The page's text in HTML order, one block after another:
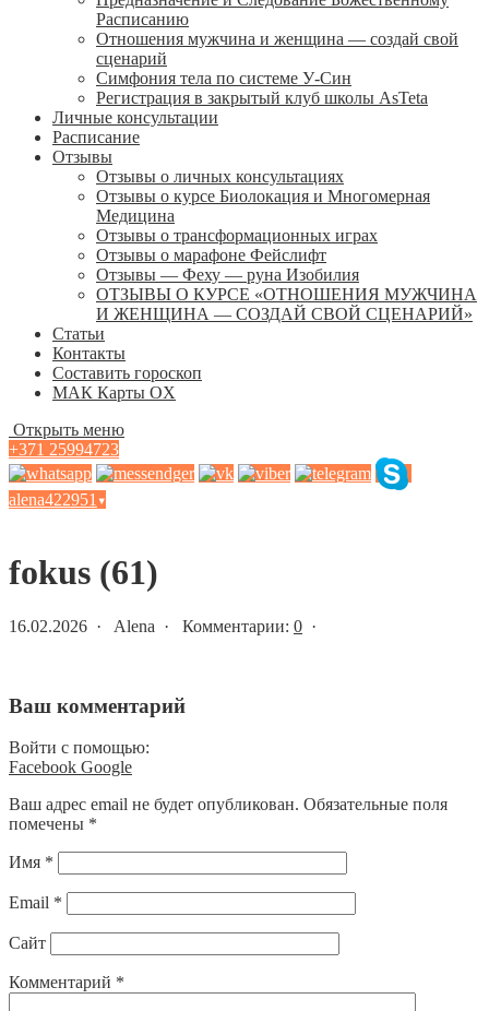
Расписанию
Отношения мужчина и женщина — создай свой
сценарий
Симфония тела по системе У-Син
Регистрация в закрытый клуб школы AsTeta
Личные консультации
Расписание
Отзывы
Отзывы о личных консультациях
Отзывы о курсе Биолокация и Многомерная
Медицина
Отзывы о трансформационных играх
Отзывы о марафоне Фейслифт
Отзывы — Феху — руна Изобилия
ОТЗЫВЫ О КУРСЕ «ОТНОШЕНИЯ МУЖЧИНА
И ЖЕНЩИНА — СОЗДАЙ СВОЙ СЦЕНАРИЙ»
Статьи
Контакты
Составить гороскоп
МАК Карты OХ
Открыть меню
+371 25994723
alena422951 ▾
fokus (61)
16.02.2026 · Alena · Комментарии: 0 ·
Ваш комментарий
Войти с помощью:
Facebook Google
Ваш адрес email не будет опубликован. Обязательные поля
помечены *
Имя *
Email *
Сайт
Комментарий *